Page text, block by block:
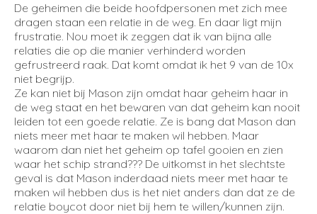
De geheimen die beide hoofdpersonen met zich mee
dragen staan een relatie in de weg. En daar ligt mijn
frustratie. Nou moet ik zeggen dat ik van bijna alle
relaties die op die manier verhinderd worden
gefrustreerd raak. Dat komt omdat ik het 9 van de 10x
niet begrijp.
Ze kan niet bij Mason zijn omdat haar geheim haar in
de weg staat en het bewaren van dat geheim kan nooit
leiden tot een goede relatie. Ze is bang dat Mason dan
niets meer met haar te maken wil hebben. Maar
waarom dan niet het geheim op tafel gooien en zien
waar het schip strand??? De uitkomst in het slechtste
geval is dat Mason inderdaad niets meer met haar te
maken wil hebben dus is het niet anders dan dat ze de
relatie boycot door niet bij hem te willen/kunnen zijn.